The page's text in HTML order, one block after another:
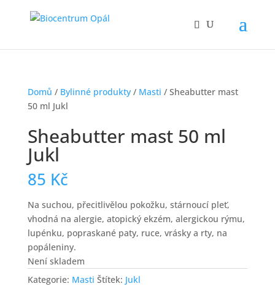
Domů / Bylinné produkty/ Masti / Sheabutter mast
50 ml Jukl
Sheabutter mast 50 ml
Jukl
85 Kč
Na suchou, přecitlivělou pokožku, stárnoucí pleť,
vhodná na alergie, atopický ekzém, alergickou rýmu,
lupénku, popraskané paty, ruce, vrásky a rty, na
popáleniny.
Není skladem
Kategorie: Masti Štítek: Jukl